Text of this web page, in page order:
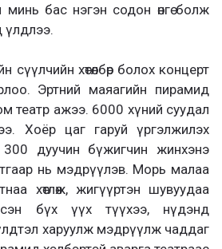
бас нэгэн содон өнгө болж
үлдлээ.
хөтөлбөр болох концерт
Эртний маяагийн пирамид
театр ажээ. 6000 хүний суудал
Хоёр цаг гаруй үргэлжилэх
300 дуучин бүжигчин жинхэнэ
нь мэдрүүлэв. Морь малаа
хөтлөж, жигүүртэн шувуудаа
бүх үүх түүхээ, нүдэнд
харуулж мэдрүүлж чаддаг